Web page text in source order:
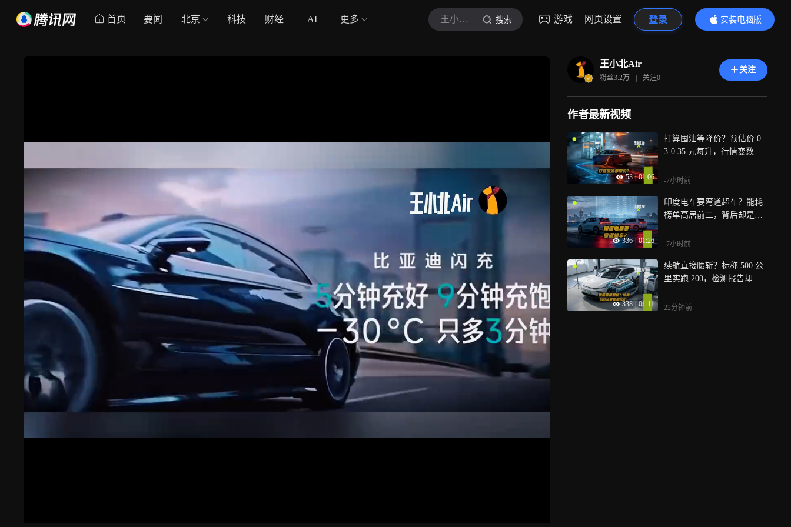
首页 要闻 北京 科技 财经 AI 更多 王小北Air 搜索 游戏 网页设置 登录
安装电脑版
内容更精彩
王小北Air
粉丝3.2万 | 关注0
关注
作者最新视频
53 | 01:06
打算囤油等降价？预估价 0.
3‑0.35 元每升，行情变数根
-7小时前
336 | 01:26
印度电车要弯道超车？能耗
榜单高居前二，背后却是统
-7小时前
338 01:11
续航直接腰斩？标称 500 公
里实跑 200，检测报告却显
22分钟前